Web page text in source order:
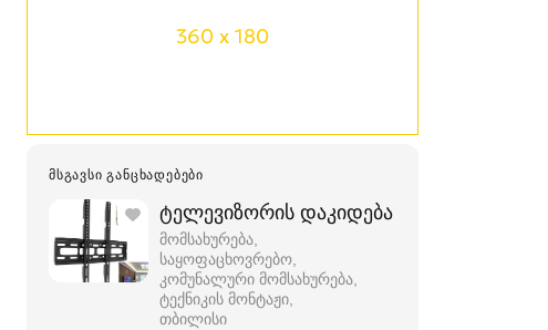
360 x 180
ᲛᲡᲒᲐᲕᲡᲘ ᲒᲐᲜᲪᲮᲐᲓᲔᲑᲔᲑᲘ
ტელევიზორის დაკიდება
მომსახურება,
საყოფაცხოვრებო,
კომუნალური მომსახურება,
ტექნიკის მონტაჟი
თბილისი